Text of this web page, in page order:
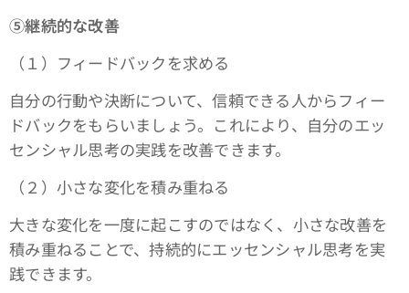
➄継続的な改善
（１）フィードバックを求める
自分の行動や決断について、信頼できる人からフィー
ドバックをもらいましょう。これにより、自分のエッ
センシャル思考の実践を改善できます。
（２）小さな変化を積み重ねる
大きな変化を一度に起こすのではなく、小さな改善を
積み重ねることで、持続的にエッセンシャル思考を実
践できます。